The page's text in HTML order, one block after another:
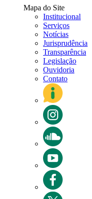
Mapa do Site
Institucional
Serviços
Notícias
Jurisprudência
Transparência
Legislação
Ouvidoria
Contato